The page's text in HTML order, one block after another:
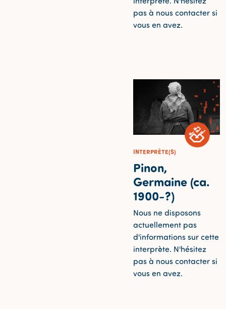
pas à nous contacter si
vous en avez.
INTERPRÈTE(S)
Pinon,
Germaine (ca.
1900-?)
Nous ne disposons
actuellement pas
d'informations sur cette
interprète. N'hésitez
pas à nous contacter si
vous en avez.